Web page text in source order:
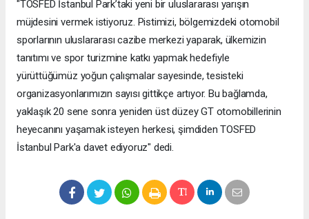
"TOSFED İstanbul Park’taki yeni bir uluslararası yarışın
müjdesini vermek istiyoruz. Pistimizi, bölgemizdeki otomobil
sporlarının uluslararası cazibe merkezi yaparak, ülkemizin
tanıtımı ve spor turizmine katkı yapmak hedefiyle
yürüttüğümüz yoğun çalışmalar sayesinde, tesisteki
organizasyonlarımızın sayısı gittikçe artıyor. Bu bağlamda,
yaklaşık 20 sene sonra yeniden üst düzey GT otomobillerinin
heyecanını yaşamak isteyen herkesi, şimdiden TOSFED
İstanbul Park'a davet ediyoruz" dedi.